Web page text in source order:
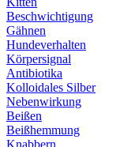
Beschwichtigung
Gähnen
Hundeverhalten
Körpersignal
Antibiotika
Kolloidales Silber
Nebenwirkung
Beißen
Beißhemmung
Knabbern